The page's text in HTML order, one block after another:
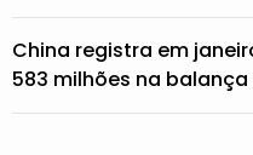
China registra em
583 milhões na